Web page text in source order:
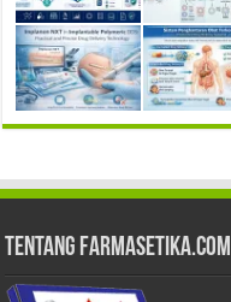
Tentang Farmasetika.com